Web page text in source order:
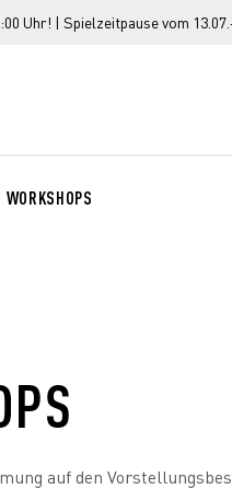
Uhr! | Spielzeitpause vom
WORKSHOPS
auf den